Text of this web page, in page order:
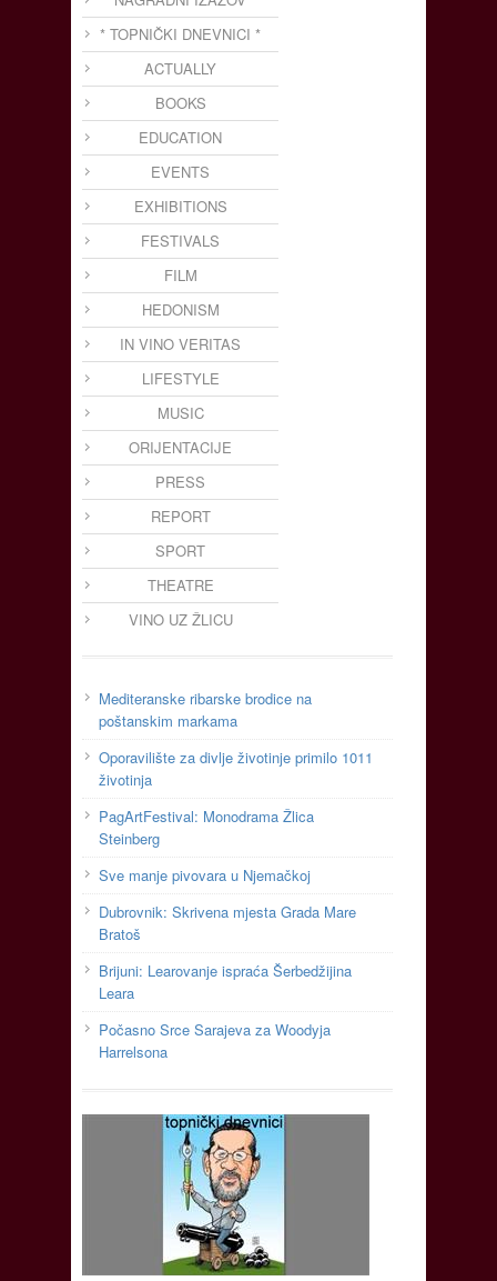
* TOPNIČKI DNEVNICI *
ACTUALLY
BOOKS
EDUCATION
EVENTS
EXHIBITIONS
FESTIVALS
FILM
HEDONISM
IN VINO VERITAS
LIFESTYLE
MUSIC
ORIJENTACIJE
PRESS
REPORT
SPORT
THEATRE
VINO UZ ŽLICU
Mediteranske ribarske brodice na
poštanskim markama
Oporavilište za divlje životinje primilo 1011
životinja
PagArtFestival: Monodrama Žlica
Steinberg
Sve manje pivovara u Njemačkoj
Dubrovnik: Skrivena mjesta Grada Mare
Bratoš
Brijuni: Learovanje ispraća Šerbedžijina
Leara
Počasno Srce Sarajeva za Woodyja
Harrelsona